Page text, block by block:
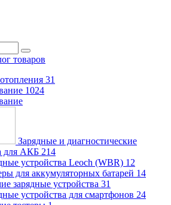
товаров
31
1024
Зарядные и диагностические
для АКБ 214
устройства Leoch (WBR) 12
для аккумуляторных батарей 14
зарядные устройства 31
устройства для смартфонов 24